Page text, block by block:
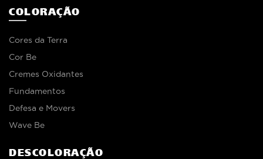
COLORAÇÃO
Cores da Terra
Cor Be
Cremes Oxidantes
Fundamentos
Defesa e Movers
Wave Be
DESCOLORAÇÃO